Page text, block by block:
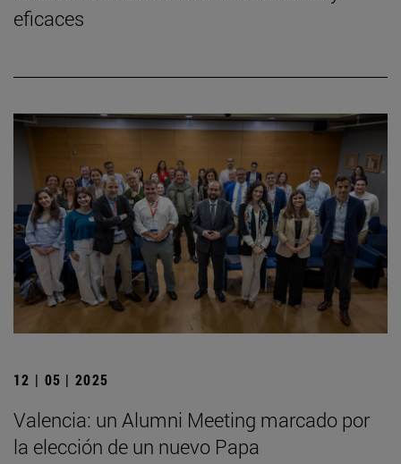
eficaces
12 | 05 | 2025
Valencia: un Alumni Meeting marcado por
la elección de un nuevo Papa